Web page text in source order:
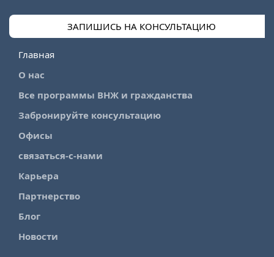
ЗАПИШИСЬ НА КОНСУЛЬТАЦИЮ
Главная
О нас
Все программы ВНЖ и гражданства
Забронируйте консультацию
Офисы
связаться-с-нами
Карьера
Партнерство
Блог
Новости